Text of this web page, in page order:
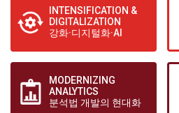
INTENSIFICATION &
DIGITALIZATION
강화·디지털화·AI
MODERNIZING
ANALYTICS
분석법 개발의 현대화